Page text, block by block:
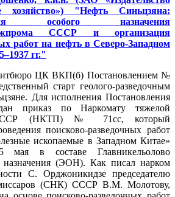
хозяйство») "Нефть Синьцзяна:
особого назначения
СССР и организация
работ на нефть в Северо-Западном
гг."
ЦК ВКП(б) Постановлением №
старт геолого-разведочным
Для исполнения Постановления
приказ по Наркомату тяжелой
СССР (НКТП) № 71сс, который
поисково-разведочных работ
ископаемые в Западном Китае»
мая в составе Главникельолово
назначения (ЭОН). Как писал нарком
С. Орджоникидзе председателю
(СНК) СССР В.М. Молотову,